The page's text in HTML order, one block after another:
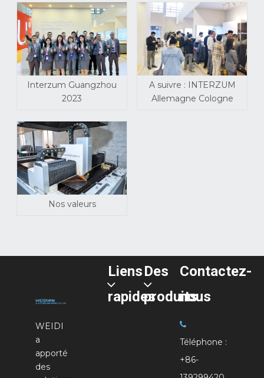
Interzum Guangzhou
2023
A suivre : INTERZUM
Allemagne Cologne
Nos valeurs
WEIDI
a
apporté
des
Liens
rapides
Des
produits
Contactez-
nous

Téléphone :
+86-